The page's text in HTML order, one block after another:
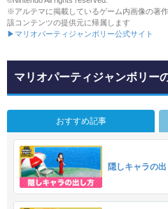
※アルテマに掲載しているゲーム内画像の著
該コンテンツの提供元に帰属します
▶マリオパーティジャンボリー公式サイト
マリオパーティジャンボリー
おすすめ記事
隠しキャラの